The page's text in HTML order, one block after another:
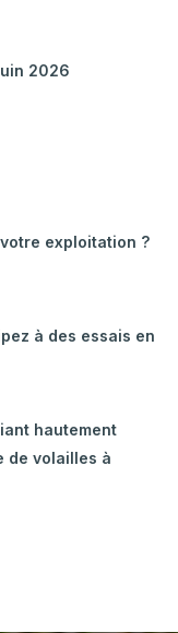
2026
exploitation ?
à des essais en
hautement
de volailles à